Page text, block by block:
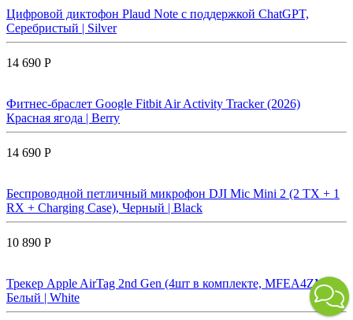
Цифровой диктофон Plaud Note с поддержкой ChatGPT,
Серебристый | Silver
14 690 Р
Фитнес-браслет Google Fitbit Air Activity Tracker (2026)
Красная ягода | Berry
14 690 Р
Беспроводной петличный микрофон DJI Mic Mini 2 (2 TX + 1
RX + Charging Case), Черный | Black
10 890 Р
Трекер Apple AirTag 2nd Gen (4шт в комплекте, MFEA4ZM/A)
Белый | White